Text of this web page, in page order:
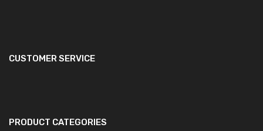
CUSTOMER SERVICE
PRODUCT CATEGORIES